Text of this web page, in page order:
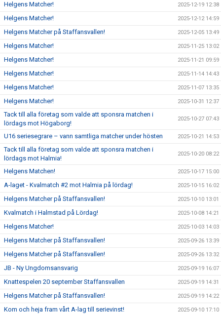
Helgens Matcher! 2025-12-19 12:38
Helgens Matcher! 2025-12-12 14:59
Helgens Matcher på Staffansvallen! 2025-12-05 13:49
Helgens Matcher! 2025-11-25 13:02
Helgens Matcher! 2025-11-21 09:59
Helgens Matcher! 2025-11-14 14:43
Helgens Matcher! 2025-11-07 13:35
Helgens Matcher! 2025-10-31 12:37
Tack till alla företag som valde att sponsra matchen i
lördags mot Högaborg!
2025-10-27 07:43
U16 seriesegrare – vann samtliga matcher under hösten 2025-10-21 14:53
Tack till alla företag som valde att sponsra matchen i
lördags mot Halmia!
2025-10-20 08:22
Helgens Matchen! 2025-10-17 15:00
A-laget - Kvalmatch #2 mot Halmia på lördag! 2025-10-15 16:02
Helgens Matcher på Staffansvallen! 2025-10-10 13:01
Kvalmatch i Halmstad på Lördag! 2025-10-08 14:21
Helgens Matcher! 2025-10-03 14:03
Helgens Matcher på Staffansvallen! 2025-09-26 13:39
Helgens Matcher på Staffansvallen! 2025-09-26 13:32
JB - Ny Ungdomsansvarig 2025-09-19 16:07
Knattespelen 20 september Staffansvallen 2025-09-19 14:31
Helgens Matcher på Staffansvallen! 2025-09-19 14:22
Kom och heja fram vårt A-lag till serievinst! 2025-09-10 17:10